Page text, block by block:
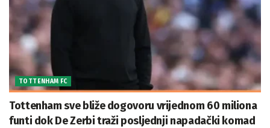
TOTTENHAM FC
Tottenham sve bliže dogovoru vrijednom 60 miliona
funti dok De Zerbi traži posljednji napadački komad